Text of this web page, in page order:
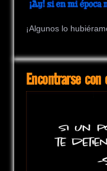
¡Algunos lo
Encontrarse